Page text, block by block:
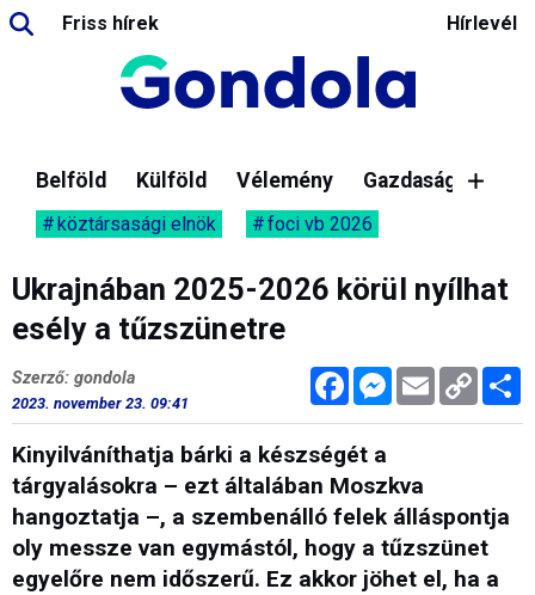
Friss hírek Hírlevél
Belföld Külföld Vélemény Gazdaság
köztársasági elnök foci vb 2026
Ukrajnában 2025-2026 körül nyílhat
esély a tűzszünetre
FacebookMessenger
Email Copy
Link
Szerző: gondola
2023. november 23. 09:41
Kinyilváníthatja bárki a készségét a
tárgyalásokra – ezt általában Moszkva
hangoztatja –, a szembenálló felek álláspontja
oly messze van egymástól, hogy a tűzszünet
egyelőre nem időszerű. Ez akkor jöhet el, ha a